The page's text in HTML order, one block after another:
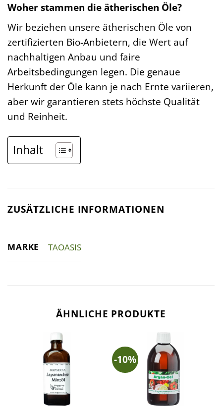
Woher stammen die ätherischen Öle?
Wir beziehen unsere ätherischen Öle von
zertifizierten Bio-Anbietern, die Wert auf
nachhaltigen Anbau und faire
Arbeitsbedingungen legen. Die genaue
Herkunft der Öle kann je nach Ernte variieren,
aber wir garantieren stets höchste Qualität
und Reinheit.
Inhalt
ZUSÄTZLICHE INFORMATIONEN
MARKE TAOASIS
ÄHNLICHE PRODUKTE
-10%